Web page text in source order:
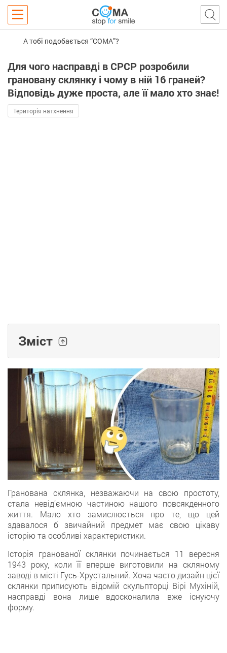
А тобі подобається “COMA”?
Для чого насправді в СРСР розробили
грановану склянку і чому в ній 16 граней?
Відповідь дуже проста, але її мало хто знає!
Територія натхнення
Зміст
Гранована склянка, незважаючи на свою простоту,
стала невід’ємною частиною нашого повсякденного
життя. Мало хто замислюється про те, що цей
здавалося б звичайний предмет має свою цікаву
історію та особливі характеристики.
Історія гранованої склянки починається 11 вересня
1943 року, коли її вперше виготовили на скляному
заводі в місті Гусь-Хрустальний. Хоча часто дизайн цієї
склянки приписують відомій скульпторці Вірі Мухіній,
насправді вона лише вдосконалила вже існуючу
форму.